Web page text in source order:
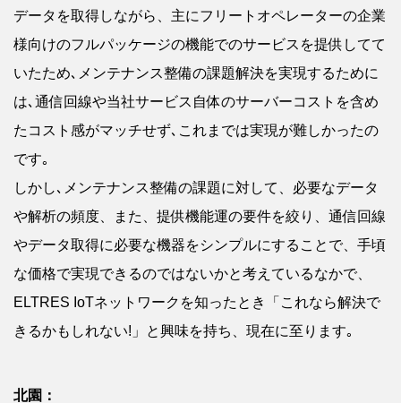
データを取得しながら、主にフリートオペレーターの企業
様向けのフルパッケージの機能でのサービスを提供してて
いたため､メンテナンス整備の課題解決を実現するために
は､通信回線や当社サービス自体のサーバーコストを含め
たコスト感がマッチせず､これまでは実現が難しかったの
です｡
しかし､メンテナンス整備の課題に対して、必要なデータ
や解析の頻度、また、提供機能運の要件を絞り、通信回線
やデータ取得に必要な機器をシンプルにすることで、手頃
な価格で実現できるのではないかと考えているなかで、
ELTRES IoTネットワークを知ったとき「これなら解決で
きるかもしれない!」と興味を持ち、現在に至ります｡
北園：